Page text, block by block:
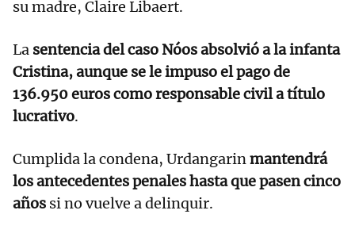
su madre, Claire Libaert.
La sentencia del caso Nóos absolvió a la infanta
Cristina, aunque se le impuso el pago de
136.950 euros como responsable civil a título
lucrativo.
Cumplida la condena, Urdangarinmantendrá
los antecedentes penales hasta que pasen cinco
años si no vuelve a delinquir.